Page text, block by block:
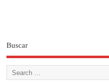
Buscar